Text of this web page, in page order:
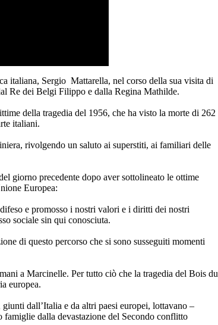
Sergio Mattarella, nel corso della sua visita di
Re dei Belgi Filippo e dalla Regina Mathilde.
della tragedia del 1956, che ha visto la morte di 262
italiani.
rivolgendo un saluto ai superstiti, ai familiari delle
giorno precedente dopo aver sottolineato le ottime
Europea:
e promosso i nostri valori e i diritti dei nostri
sociale sin qui conosciuta.
di questo percorso che si sono susseguiti momenti
a Marcinelle. Per tutto ciò che la tragedia del Bois du
europea.
dall’Italia e da altri paesi europei, lottavano –
famiglie dalla devastazione del Secondo conflitto